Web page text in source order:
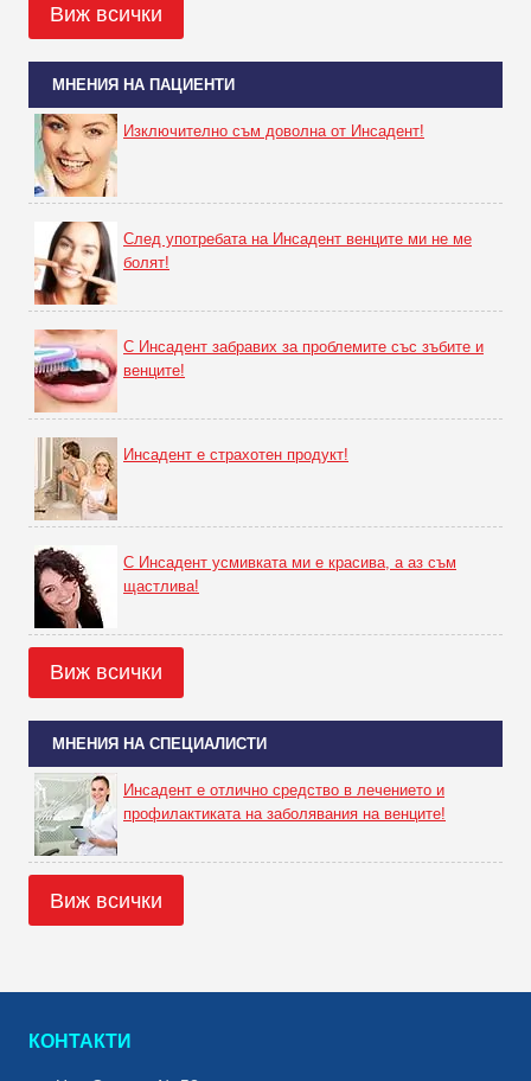
Виж всички
МНЕНИЯ НА ПАЦИЕНТИ
Изключително съм доволна от Инсадент!
След употребата на Инсадент венците ми не ме
болят!
С Инсадент забравих за проблемите със зъбите и
венците!
Инсадент е страхотен продукт!
С Инсадент усмивката ми е красива, а аз съм
щастлива!
Виж всички
МНЕНИЯ НА СПЕЦИАЛИСТИ
Инсадент е отлично средство в лечението и
профилактиката на заболявания на венците!
Виж всички
КОНТАКТИ